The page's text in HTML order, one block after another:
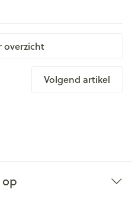
overzicht
Volgend artikel